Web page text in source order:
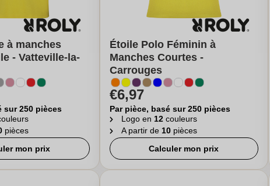
à manches
- Vatteville-la-
sur 250 pièces
pièces
mon prix
Étoile Polo Féminin à
Manches Courtes -
Carrouges
€6,97
Par pièce, basé sur 250 pièces
Logo en 12couleurs
A partir de 10pièces
Calculer mon prix